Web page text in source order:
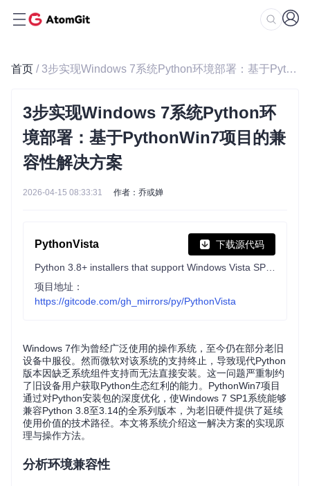
首页 / 3步实现Windows 7系统Python环境部署：基于PythonWin7项目的兼容性解决方案
3步实现Windows 7系统Python环
境部署：基于PythonWin7项目的兼
容性解决方案
2026-04-15 08:33:31 作者：乔或婵
PythonVista 下载源代码
项目地址：
https://gitcode.com/gh_mirrors/py/PythonVista
Windows 7作为曾经广泛使用的操作系统，至今仍在部分老旧
设备中服役。然而微软对该系统的支持终止，导致现代Python
版本因缺乏系统组件支持而无法直接安装。这一问题严重制约
了旧设备用户获取Python生态红利的能力。PythonWin7项目
通过对Python安装包的深度优化，使Windows 7 SP1系统能够
兼容Python 3.8至3.14的全系列版本，为老旧硬件提供了延续
使用价值的技术路径。本文将系统介绍这一解决方案的实现原
理与操作方法。
分析环境兼容性